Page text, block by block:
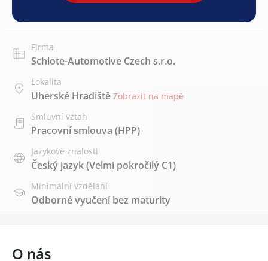
Firma
Schlote-Automotive Czech s.r.o.
Lokalita
Uherské Hradiště Zobrazit na mapě
Smluvní vztah
Pracovní smlouva (HPP)
Jazykové znalosti
Český jazyk(Velmi pokročilý C1)
Minimální vzdělání
Odborné vyučení bez maturity
O nás